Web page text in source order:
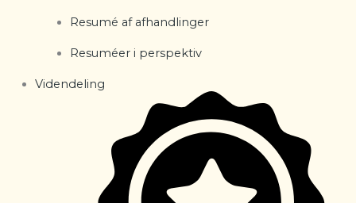
Resumé af afhandlinger
Resuméer i perspektiv
Videndeling